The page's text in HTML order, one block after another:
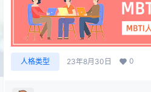
人格类型 23年8月30日 0